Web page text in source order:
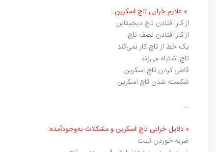
» علایم خرابی تاچ اسکرین:
از کار افتادن تاچ دیجیتایزر
از کار افتادن نصف تاچ
یک خط از تاچ کار نمی‌کند
تاچ اشتباه می‌زند
قاطی کردن تاچ اسکرین
شکسته شدن تاچ اسکرین
...
» دلایل خرابی تاچ اسکرین و مشکلات به‌وجود‌آمده:
ضربه خوردن تبلت